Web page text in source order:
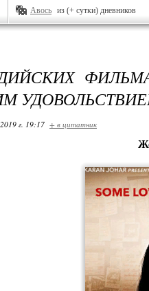
Авось из (+ сутки) дневников
г. 19:17 + в цитатник